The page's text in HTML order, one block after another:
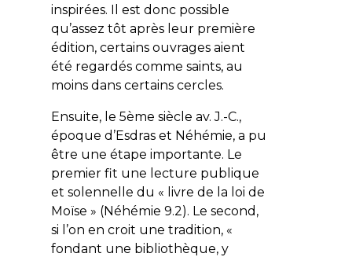
inspirées. Il est donc possible
qu’assez tôt après leur première
édition, certains ouvrages aient
été regardés comme saints, au
moins dans certains cercles.
Ensuite, le 5ème siècle av. J.-C.,
époque d’Esdras et Néhémie, a pu
être une étape importante. Le
premier fit une lecture publique
et solennelle du « livre de la loi de
Moïse » (Néhémie 9.2). Le second,
si l’on en croit une tradition, «
fondant une bibliothèque, y